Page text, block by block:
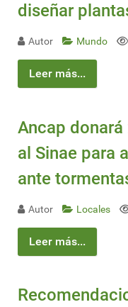
diseñar
Autor Mundo
Leer más...
Ancap
al Sinae para
ante
Autor Locales
Leer más...